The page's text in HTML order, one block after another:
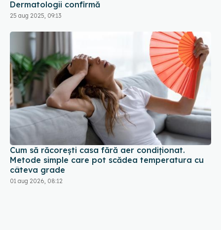
Cum să răcorești casa fără aer condiționat.
Metode simple care pot scădea temperatura cu
câteva grade
01 aug 2026, 08:12